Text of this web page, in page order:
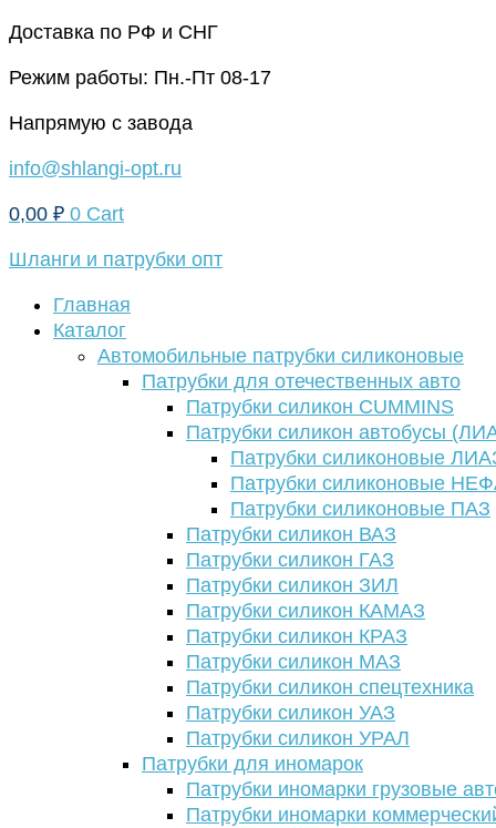
Перейти
содержимому
Доставка по РФ и СНГ
Режим работы: Пн.-Пт 08-17
Напрямую с завода
info@shlangi-opt.ru
0,00 ₽ 0 Cart
Шланги и патрубки опт
Главная
Каталог
Автомобильные патрубки силиконовые
Патрубки для отечественных авто
Патрубки силикон CUMMINS
Патрубки силикон автобусы
Патрубки силиконовые
Патрубки силиконовые
Патрубки силиконовые ПАЗ
Патрубки силикон ВАЗ
Патрубки силикон ГАЗ
Патрубки силикон ЗИЛ
Патрубки силикон КАМАЗ
Патрубки силикон КРАЗ
Патрубки силикон МАЗ
Патрубки силикон спецтехника
Патрубки силикон УАЗ
Патрубки силикон УРАЛ
Патрубки для иномарок
Патрубки иномарки грузовые
Патрубки иномарки